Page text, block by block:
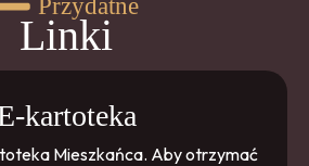
kartoteka
Mieszkańca. Aby otrzymać
Przydatne
Linki